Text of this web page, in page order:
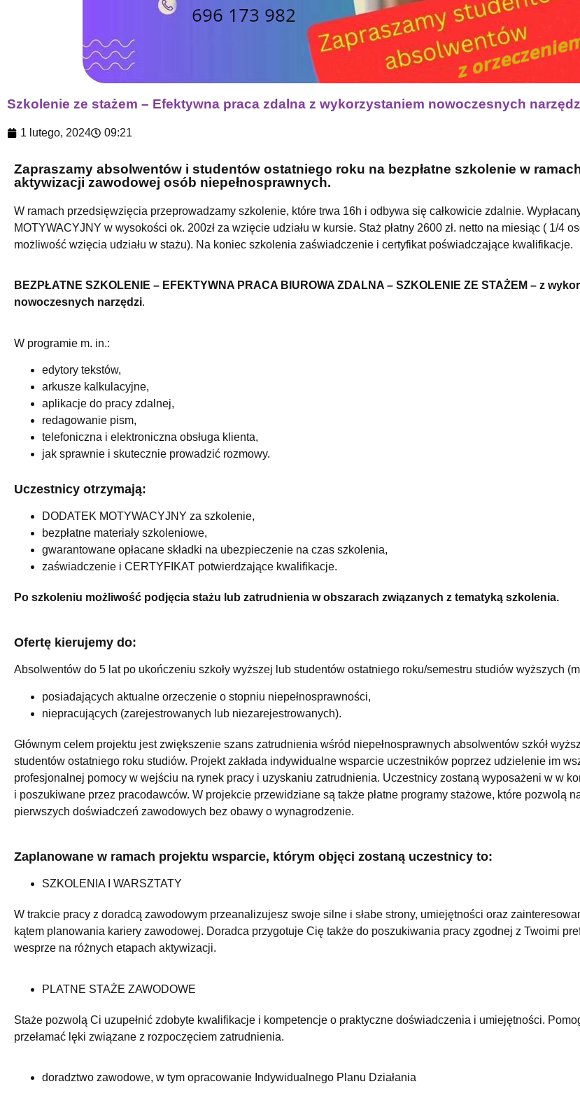
Szkolenie ze stażem – Efektywna praca zdalna z wykorzystaniem nowoczesnych
1 lutego, 2024 09:21
Zapraszamy absolwentów i studentów ostatniego roku na bezpłatne szkolenie w
aktywizacji zawodowej osób niepełnosprawnych.
W ramach przedsięwzięcia przeprowadzamy szkolenie, które trwa 16h i odbywa się całkowicie zdalnie.
MOTYWACYJNY w wysokości ok. 200zł za wzięcie udziału w kursie. Staż płatny 2600 zł. netto na miesiąc ( 1/4
możliwość wzięcia udziału w stażu). Na koniec szkolenia zaświadczenie i certyfikat poświadczające kwalifikacje.
BEZPŁATNE SZKOLENIE – EFEKTYWNA PRACA BIUROWA ZDALNA – SZKOLENIE ZE STAŻEM – z
nowoczesnych narzędzi.
W programie m. in.:
edytory tekstów,
arkusze kalkulacyjne,
aplikacje do pracy zdalnej,
redagowanie pism,
telefoniczna i elektroniczna obsługa klienta,
jak sprawnie i skutecznie prowadzić rozmowy.
Uczestnicy otrzymają:
DODATEK MOTYWACYJNY za szkolenie,
bezpłatne materiały szkoleniowe,
gwarantowane opłacane składki na ubezpieczenie na czas szkolenia,
zaświadczenie i CERTYFIKAT potwierdzające kwalifikacje.
Po szkoleniu możliwość podjęcia stażu lub zatrudnienia w obszarach związanych z tematyką szkolenia.
Ofertę kierujemy do:
Absolwentów do 5 lat po ukończeniu szkoły wyższej lub studentów ostatniego roku/semestru studiów wyższych
posiadających aktualne orzeczenie o stopniu niepełnosprawności,
niepracujących (zarejestrowanych lub niezarejestrowanych).
Głównym celem projektu jest zwiększenie szans zatrudnienia wśród niepełnosprawnych absolwentów szkół
studentów ostatniego roku studiów. Projekt zakłada indywidualne wsparcie uczestników poprzez udzielenie im
profesjonalnej pomocy w wejściu na rynek pracy i uzyskaniu zatrudnienia. Uczestnicy zostaną wyposażeni w w
i poszukiwane przez pracodawców. W projekcie przewidziane są także płatne programy stażowe, które pozwolą
pierwszych doświadczeń zawodowych bez obawy o wynagrodzenie.
Zaplanowane w ramach projektu wsparcie, którym objęci zostaną uczestnicy to:
SZKOLENIA I WARSZTATY
W trakcie pracy z doradcą zawodowym przeanalizujesz swoje silne i słabe strony, umiejętności oraz
kątem planowania kariery zawodowej. Doradca przygotuje Cię także do poszukiwania pracy zgodnej z Twoimi
wesprze na różnych etapach aktywizacji.
PLATNE STAŻE ZAWODOWE
Staże pozwolą Ci uzupełnić zdobyte kwalifikacje i kompetencje o praktyczne doświadczenia i umiejętności.
przełamać lęki związane z rozpoczęciem zatrudnienia.
doradztwo zawodowe, w tym opracowanie Indywidualnego Planu Działania